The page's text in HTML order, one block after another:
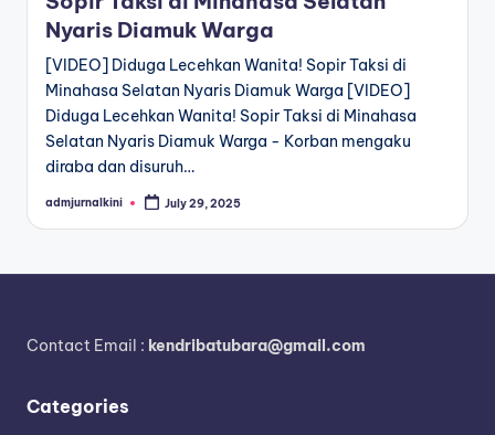
Nyaris Diamuk Warga
[VIDEO] Diduga Lecehkan Wanita! Sopir Taksi di
Minahasa Selatan Nyaris Diamuk Warga [VIDEO]
Diduga Lecehkan Wanita! Sopir Taksi di Minahasa
Selatan Nyaris Diamuk Warga - Korban mengaku
diraba dan disuruh…
Posted
admjurnalkini July 29, 2025
Contact Email : kendribatubara@gmail.com
Categories